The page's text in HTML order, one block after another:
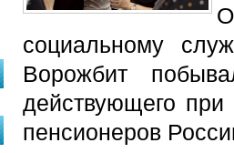
социальному
Ворожбит
действующего
пенсионеров